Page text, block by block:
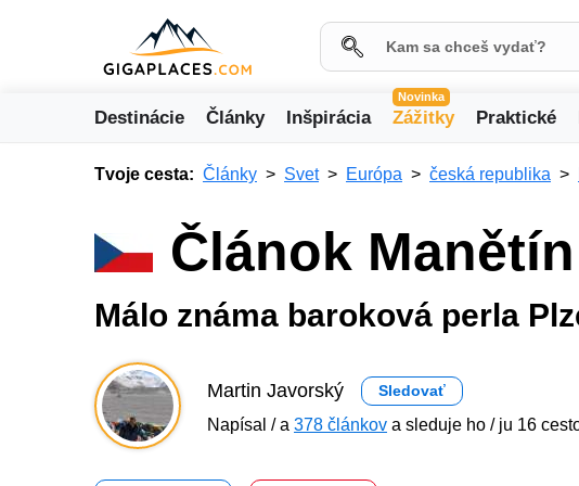
Destinácie Články Inšpirácia
Novinka
Zážitky Praktické
Tvoje cesta: Články Svet Európa česká republika
Článok Manětín
Málo známa baroková perla
Martin Javorský Sledovať
Napísal / a 378 článkov a sleduje ho / ju 16